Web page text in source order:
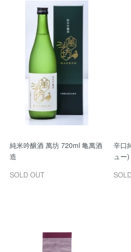
純米吟醸酒 萬坊 720ml 亀萬酒
造
SOLD OUT
辛口
ュー